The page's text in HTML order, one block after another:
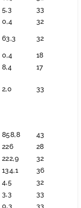
5,3
33
0,4
32
63,3 32
0,4
18
8,4
17
2,0 33
858,8
43
226
28
222,9
32
134,1
36
4,5
32
3,3
33
0,3
33